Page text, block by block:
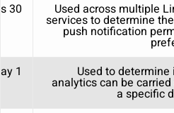
Used across multiple
services to determine
push notification
30 days
Used to determine
analytics can be
a specific
1 day